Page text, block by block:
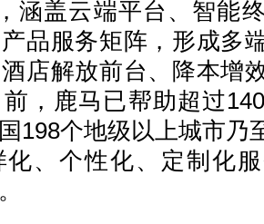
涵盖云端平台、智能
品服务矩阵，形成多
店解放前台、降本增
，鹿马已帮助超过
198个地级以上城市乃
化、个性化、定制化